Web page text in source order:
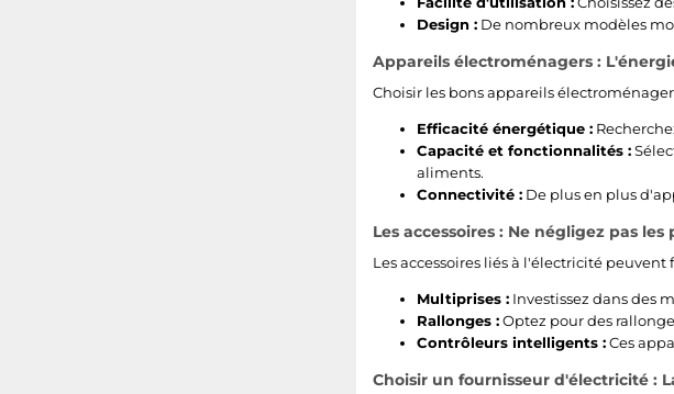
Design : De nombreux modèles
Appareils électroménagers :
Choisir les bons appareils
Efficacité énergétique :
Capacité et fonctionnalités :
aliments.
Connectivité : De plus en plus
Les accessoires : Ne négligez pas
Les accessoires liés à l'électricité
Multiprises : Investissez dans des
Rallonges :Optez pour des
Contrôleurs intelligents :Ces
Choisir un fournisseur d'électricité :